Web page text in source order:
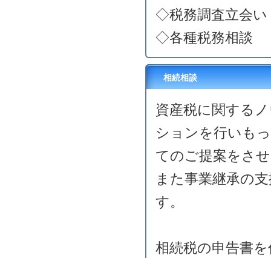
◇税務調査立会い
◇各種税務相談
相続相談
資産税に関する
ションを行いも
てのご提案をさ
また事業継承の
す。
相続税の申告書